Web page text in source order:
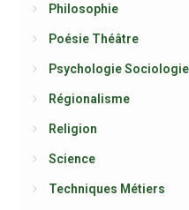
Philosophie
Poésie Théâtre
Psychologie Sociologie
Régionalisme
Religion
Science
Techniques Métiers